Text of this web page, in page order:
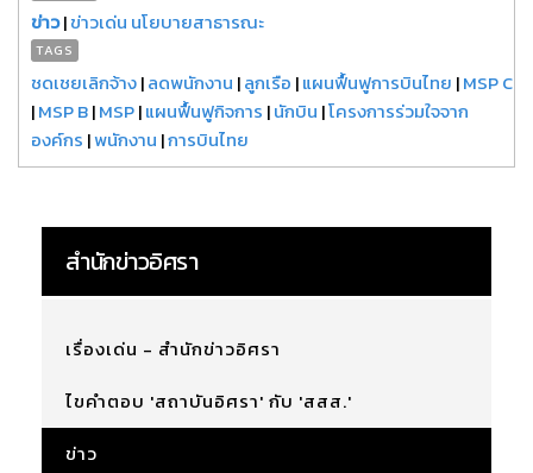
ข่าว|ข่าวเด่น นโยบายสาธารณะ
TAGS
ชดเชยเลิกจ้าง|ลดพนักงาน |ลูกเรือ |แผนฟื้นฟูการบินไทย |MSP C
|MSP B|MSP|แผนฟื้นฟูกิจการ |นักบิน |โครงการร่วมใจจาก
องค์กร |พนักงาน |การบินไทย
สำนักข่าวอิศรา
เรื่องเด่น - สำนักข่าวอิศรา
ไขคำตอบ 'สถาบันอิศรา' กับ 'สสส.'
ข่าว